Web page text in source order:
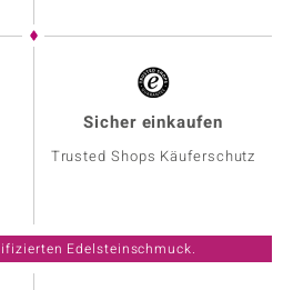
Sicher einkaufen
Trusted Shops Käuferschutz
Edelsteinschmuck.